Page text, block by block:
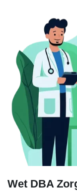
Wet DBA